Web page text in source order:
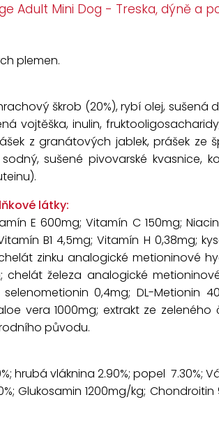
Adult Mini Dog - Treska, dýně a
plemen.
škrob (20%), rybí olej, sušená
vojtěška, inulin,
z granátových jablek, prášek ze
sušené pivovarské kvasnice,
látky:
E 600mg; Vitamín C 150mg;
B1 4,5mg; Vitamín H 0,38mg;
zinku analogické metioninové
železa analogické
0,4mg; DL-Metionin
vera 1000mg; extrakt ze zeleného
původu.
hrubá vláknina 2.90%; popel 7.30%;
Glukosamin 1200mg/kg;